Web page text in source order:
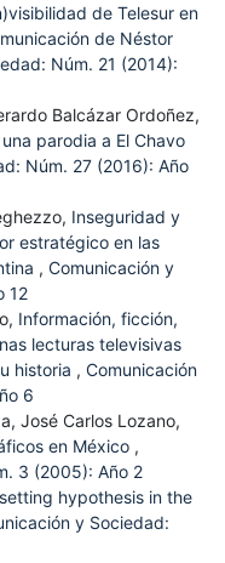
de Telesur en
de Néstor
Núm. 21 (2014):
Balcázar Ordoñez,
parodia a El Chavo
Núm. 27 (2016): Año
Inseguridad y
estratégico en las
, Comunicación y
12
Información, ficción,
lecturas televisivas
historia , Comunicación
6
José Carlos Lozano,
en México ,
3 (2005): Año 2
hypothesis in the
y Sociedad: